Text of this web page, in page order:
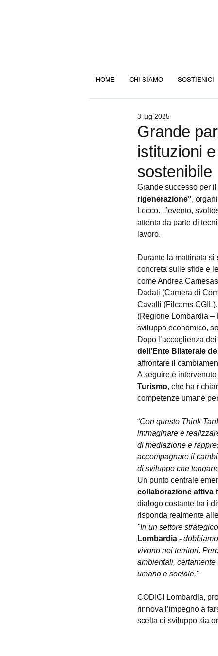
HOME CHI SIAMO SOSTIENICI
Grande
istituzioni
sostenibile
3 lug 2025
Grande successo per il
rigenerazione",
Lecco. L’evento,
attenta da parte di
lavoro.
Durante la mattinata
concreta sulle sfide e
come Andrea
Dadati (Camera di
Cavalli (Filcams
(Regione Lombardia
sviluppo economico,
Dopo l’accoglienza
dell’Ente Bilaterale
affrontare il
A seguire è intervenuto
Turismo, che ha
competenze umane
“Con questo Think
immaginare e
di mediazione e
accompagnare il
di sviluppo che
Un punto centrale
collaborazione attiva
dialogo costante tra i
risponda realmente
"In un settore
Lombardia -
vivono nei territori.
ambientali,
umano e sociale."
CODICI Lombardia,
rinnova l’impegno a
scelta di sviluppo sia